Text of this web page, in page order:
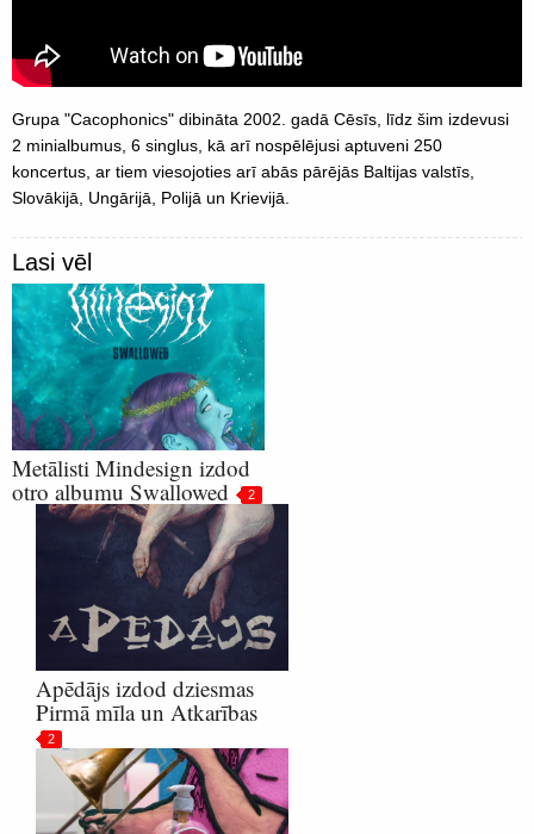
Grupa "Cacophonics" dibināta 2002. gadā Cēsīs, līdz šim izdevusi
2 minialbumus, 6 singlus, kā arī nospēlējusi aptuveni 250
koncertus, ar tiem viesojoties arī abās pārējās Baltijas valstīs,
Slovākijā, Ungārijā, Polijā un Krievijā.
Lasi vēl
Metālisti Mindesign izdod
otro albumu Swallowed
2
Apēdājs izdod dziesmas
Pirmā mīla un Atkarības
2